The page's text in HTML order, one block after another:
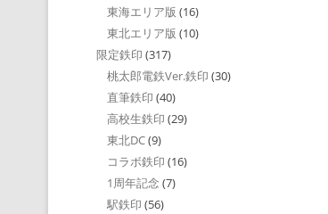
東海エリア版 (16)
東北エリア版 (10)
限定鉄印 (317)
桃太郎電鉄Ver.鉄印 (30)
直筆鉄印 (40)
高校生鉄印 (29)
東北DC(9)
コラボ鉄印 (16)
1周年記念 (7)
駅鉄印 (56)